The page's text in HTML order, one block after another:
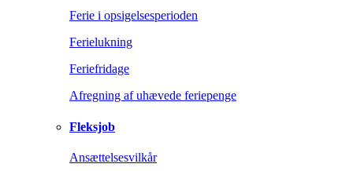
Ferie i opsigelsesperioden
Ferielukning
Feriefridage
Afregning af uhævede feriepenge
Fleksjob
Ansættelsesvilkår